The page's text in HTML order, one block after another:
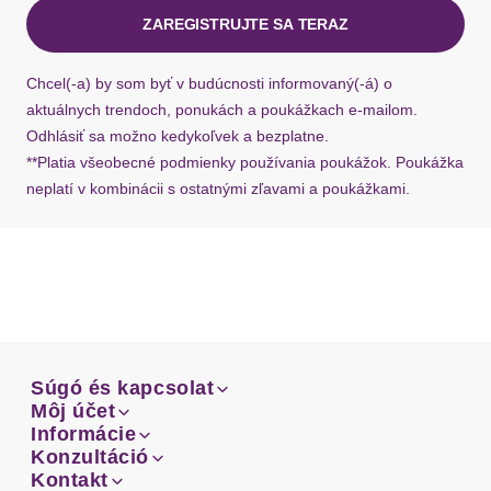
ZAREGISTRUJTE SA TERAZ
Chcel(-a) by som byť v budúcnosti informovaný(-á) o
aktuálnych trendoch, ponukách a poukážkach e-mailom.
Odhlásiť sa možno kedykoľvek a bezplatne.
**Platia všeobecné podmienky používania poukážok. Poukážka
neplatí v kombinácii s ostatnými zľavami a poukážkami.
Súgó és kapcsolat
Email
Facebook
Súgó és kapcsolat
Email
Môj účet
Prehľad objednávok
Môj účet
Prehľad objednávok
Informácie
Doprava
Informácie
Konzultáció
Konzultáció
Kontakt